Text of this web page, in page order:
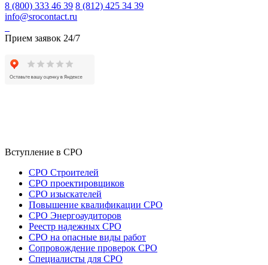
8 (800) 333 46 39 8 (812) 425 34 39
info@srocontact.ru
Прием заявок 24/7
Вступление в СРО
СРО Строителей
СРО проектировщиков
СРО изыскателей
Повышение квалификации СРО
СРО Энергоаудиторов
Реестр надежных СРО
СРО на опасные виды работ
Сопровождение проверок СРО
Специалисты для СРО